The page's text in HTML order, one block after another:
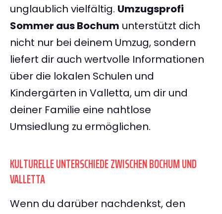
unglaublich vielfältig. Umzugsprofi
Sommer aus Bochum unterstützt dich
nicht nur bei deinem Umzug, sondern
liefert dir auch wertvolle Informationen
über die lokalen Schulen und
Kindergärten in Valletta, um dir und
deiner Familie eine nahtlose
Umsiedlung zu ermöglichen.
KULTURELLE UNTERSCHIEDE ZWISCHEN BOCHUM UND
VALLETTA
Wenn du darüber nachdenkst, den